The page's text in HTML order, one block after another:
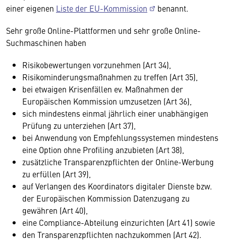
einer eigenen Liste der EU-Kommission
benannt.
Sehr große Online-Plattformen und sehr große Online-
Suchmaschinen haben
Risikobewertungen vorzunehmen (Art 34),
Risikominderungsmaßnahmen zu treffen (Art 35),
bei etwaigen Krisenfällen ev. Maßnahmen der
Europäischen Kommission umzusetzen (Art 36),
sich mindestens einmal jährlich einer unabhängigen
Prüfung zu unterziehen (Art 37),
bei Anwendung von Empfehlungssystemen mindestens
eine Option ohne Profiling anzubieten (Art 38),
zusätzliche Transparenzpflichten der Online-Werbung
zu erfüllen (Art 39),
auf Verlangen des Koordinators digitaler Dienste bzw.
der Europäischen Kommission Datenzugang zu
gewähren (Art 40),
eine Compliance-Abteilung einzurichten (Art 41) sowie
den Transparenzpflichten nachzukommen (Art 42).